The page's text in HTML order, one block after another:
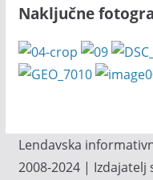
Naključne
Lendavska
2008-2024 | Izdajatelj